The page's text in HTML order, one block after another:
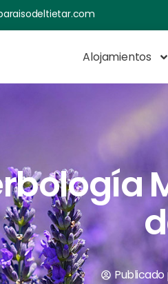
Alojamientos
Publicado